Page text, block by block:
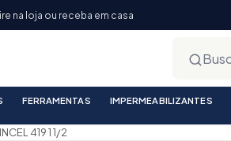
na loja ou receba em casa
FERRAMENTAS IMPERMEABILIZANTES
419 1 1/2